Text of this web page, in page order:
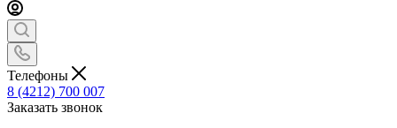
Телефоны
8 (4212) 700 007
Заказать звонок